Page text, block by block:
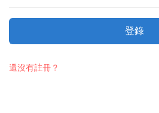
登錄
還沒有註冊？